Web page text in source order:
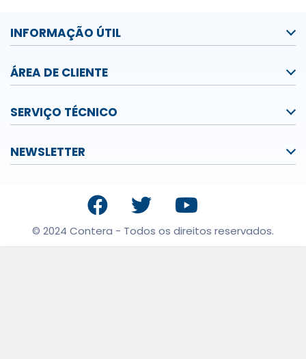
INFORMAÇÃO ÚTIL
ÁREA DE CLIENTE
SERVIÇO TÉCNICO
NEWSLETTER
© 2024 Contera - Todos os direitos reservados.